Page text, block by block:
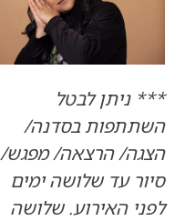
לבטל
בסדנה/
הרצאה/ מפגש/
עד שלושה ימים
האירוע. שלושה